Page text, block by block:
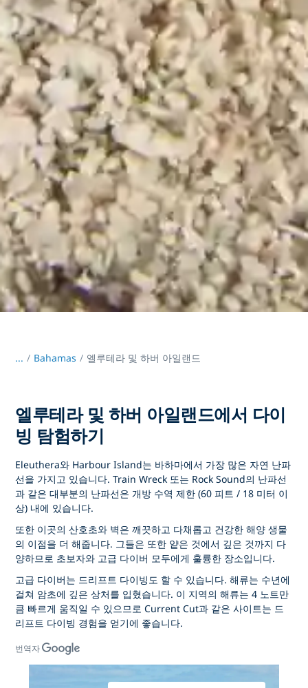
... / Bahamas 엘루테라 및 하버 아일랜드
엘루테라 및 하버 아일랜드에서 다이
빙 탐험하기
Eleuthera와 Harbour Island는 바하마에서 가장 많은 자연 난파
선을 가지고 있습니다. Train Wreck 또는 Rock Sound의 난파선
과 같은 대부분의 난파선은 개방 수역 제한 (60 피트 / 18 미터 이
상) 내에 있습니다.
또한 이곳의 산호초와 벽은 깨끗하고 다채롭고 건강한 해양 생물
의 이점을 더 해줍니다. 그들은 또한 얕은 것에서 깊은 것까지 다
양하므로 초보자와 고급 다이버 모두에게 훌륭한 장소입니다.
고급 다이버는 드리프트 다이빙도 할 수 있습니다. 해류는 수년에
걸쳐 암초에 깊은 상처를 입혔습니다. 이 지역의 해류는 4 노트만
큼 빠르게 움직일 수 있으므로 Current Cut과 같은 사이트는 드
리프트 다이빙 경험을 얻기에 좋습니다.
번역자